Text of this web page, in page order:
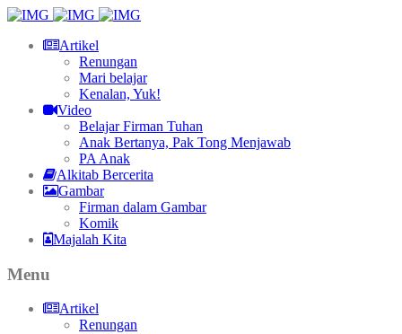
Artikel
Renungan
Mari belajar
Kenalan, Yuk!
Video
Belajar Firman Tuhan
Anak Bertanya, Pak Tong Menjawab
PA Anak
Alkitab Bercerita
Gambar
Firman dalam Gambar
Komik
Majalah Kita
Menu
Artikel
Renungan